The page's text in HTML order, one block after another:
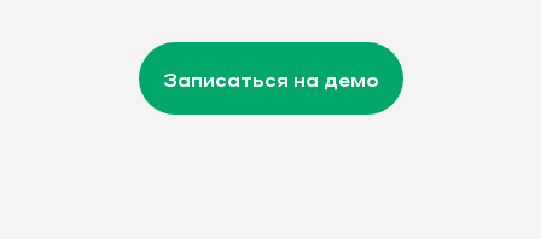
Записаться на демо